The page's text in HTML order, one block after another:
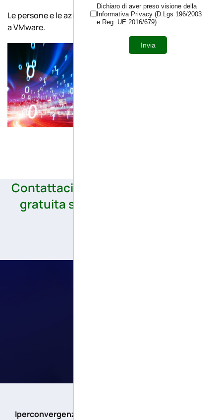
Le persone e le aziende preferiscono Proxmox rispetto
a VMware.
Contattaci ora per una consulenza
gratuita sull'iperconvergenza di
Iperconvergenza
Dichiaro di aver preso visione della
Informativa Privacy (D.Lgs 196/2003
e Reg. UE 2016/679)
Invia